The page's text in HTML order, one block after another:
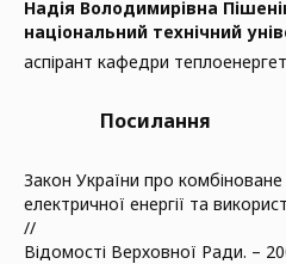
Надія Володимирівна
національний технічний
аспірант кафедри
Посилання
Закон України про
електричної енергії та
//
Відомості Верховної Ради. –